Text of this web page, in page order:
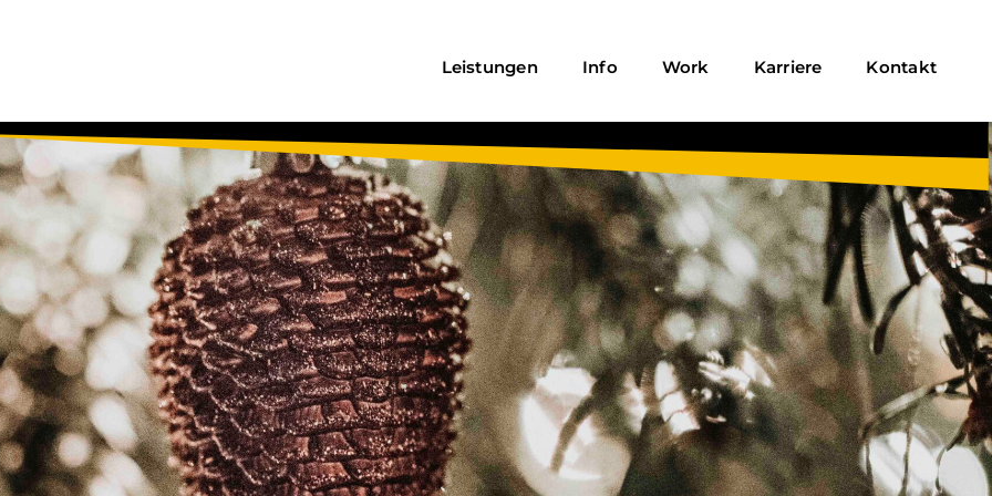
Leistungen Info Work Karriere Kontakt